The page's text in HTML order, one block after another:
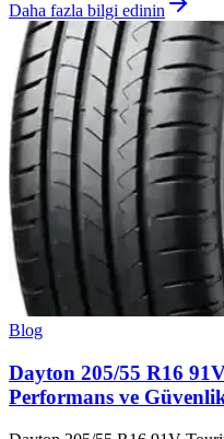
Daha fazla bilgi edinin
Blog
Dayton 205/55 R16
Performans ve